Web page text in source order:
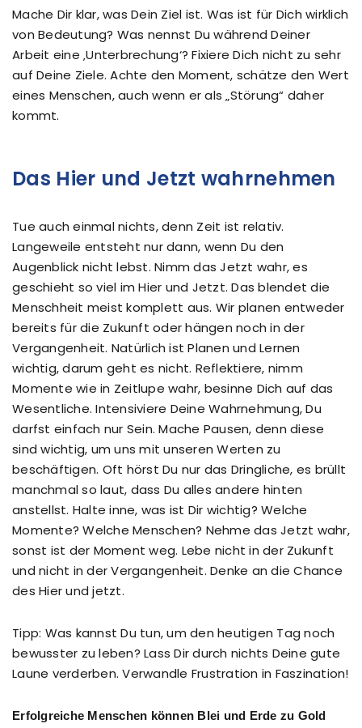
Mache Dir klar, was Dein Ziel ist. Was ist für Dich wirklich
von Bedeutung? Was nennst Du während Deiner
Arbeit eine ‚Unterbrechung‘? Fixiere Dich nicht zu sehr
auf Deine Ziele. Achte den Moment, schätze den Wert
eines Menschen, auch wenn er als „Störung“ daher
kommt.
Das Hier und Jetzt wahrnehmen
Tue auch einmal nichts, denn Zeit ist relativ.
Langeweile entsteht nur dann, wenn Du den
Augenblick nicht lebst. Nimm das Jetzt wahr, es
geschieht so viel im Hier und Jetzt. Das blendet die
Menschheit meist komplett aus. Wir planen entweder
bereits für die Zukunft oder hängen noch in der
Vergangenheit. Natürlich ist Planen und Lernen
wichtig, darum geht es nicht. Reflektiere, nimm
Momente wie in Zeitlupe wahr, besinne Dich auf das
Wesentliche. Intensiviere Deine Wahrnehmung, Du
darfst einfach nur Sein. Mache Pausen, denn diese
sind wichtig, um uns mit unseren Werten zu
beschäftigen. Oft hörst Du nur das Dringliche, es brüllt
manchmal so laut, dass Du alles andere hinten
anstellst. Halte inne, was ist Dir wichtig? Welche
Momente? Welche Menschen? Nehme das Jetzt wahr,
sonst ist der Moment weg. Lebe nicht in der Zukunft
und nicht in der Vergangenheit. Denke an die Chance
des Hier und jetzt.
Tipp: Was kannst Du tun, um den heutigen Tag noch
bewusster zu leben? Lass Dir durch nichts Deine gute
Laune verderben. Verwandle Frustration in Faszination!
Erfolgreiche Menschen können Blei und Erde zu Gold